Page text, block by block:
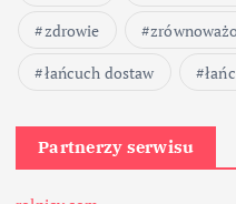
zdrowie
łańcuch dostaw
Partnerzy serwisu